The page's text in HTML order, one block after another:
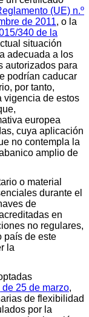
(UE) n.º
de 2011, o la
340 de la
situación
adecuada a los
autorizados para
podrían caducar
por tanto,
vigencia de estos
europea
cuya aplicación
no contempla la
amplio de
o material
durante el
de
en
no regulares,
país de este
la
25 de marzo,
de flexibilidad
por la